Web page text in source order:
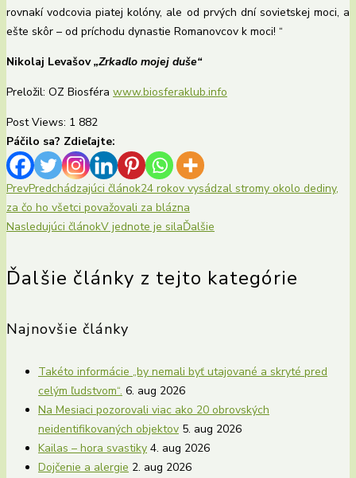
rovnakí vodcovia piatej kolóny, ale od prvých dní sovietskej moci, a
ešte skôr – od príchodu dynastie Romanovcov k moci! “
Nikolaj Levašov„Zrkadlo mojej duše“
Preložil: OZ Biosféra www.biosferaklub.info
Post Views: 1 882
Páčilo sa? Zdieľajte:
PrevPredchádzajúci článok24 rokov vysádzal stromy okolo dediny,
za čo ho všetci považovali za blázna
Nasledujúci článokV jednote je silaĎalšie
Ďalšie články z tejto kategórie
Najnovšie články
Takéto informácie „by nemali byť utajované a skryté pred
celým ľudstvom“. 6. aug 2026
Na Mesiaci pozorovali viac ako 20 obrovských
neidentifikovaných objektov 5. aug 2026
Kailas – hora svastiky 4. aug 2026
Dojčenie a alergie 2. aug 2026